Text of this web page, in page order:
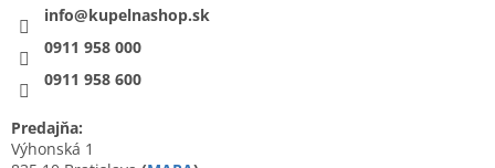
info@kupelnashop.sk
0911 958 000
0911 958 600
Predajňa:
Výhonská 1